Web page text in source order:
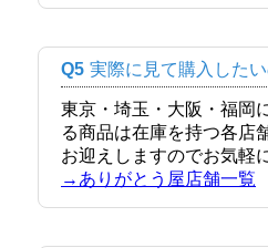
Q5 実際に見て購入した
東京・埼玉・大阪・福岡
る商品は在庫を持つ各店
お迎えしますのでお気軽
→ありがとう屋店舗一覧